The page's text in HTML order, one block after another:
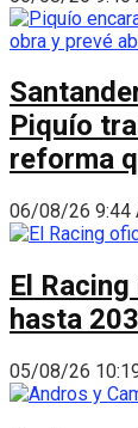
Piquío
reforma
06/08/26 9:44
El
hasta
05/08/26